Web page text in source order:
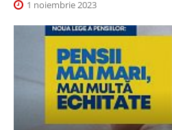
1 noiembrie 2023